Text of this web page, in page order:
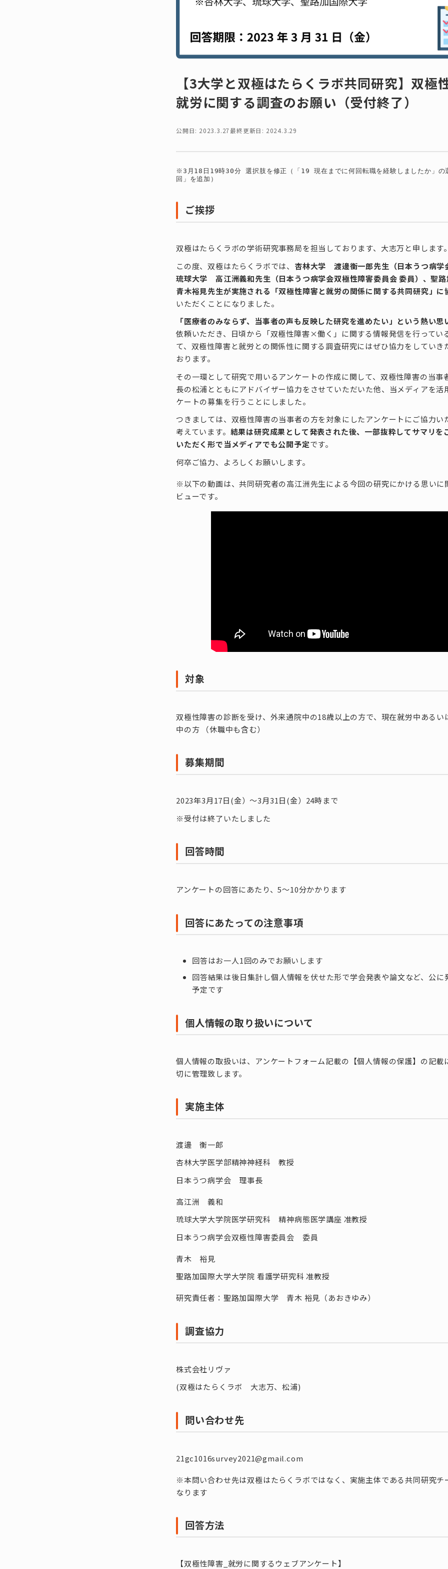
【3大学と双極はたらくラボ共同研究】双極
就労に関する調査のお願い（受付終了）
公開日: 2023.3.27最終更新日: 2024.3.29
※3月18日19時30分 選択肢を修正（「19 現在までに何回転職を経験しましたか」の
回」を追加）
ご挨拶
双極はたらくラボの学術研究事務局を担当しております、大志万と申します。
この度、双極はたらくラボでは、 杏林大学 渡邊衡一郎先生（日本うつ病学
琉球大学 高江洲義和先生（日本うつ病学会双極性障害委員会 委員）、聖
青木裕見先生が実施される「双極性障害と就労の関係に関する共同研究」に
いただくことになりました。
「医療者のみならず、当事者の声も反映した研究を進めたい」という熱い思
依頼いただき、日頃から「双極性障害×働く」に関する情報発信を行ってい
て、双極性障害と就労との関係性に関する調査研究にはぜひ協力をしていき
おります。
その一環として研究で用いるアンケートの作成に関して、双極性障害の当事
長の松浦とともにアドバイザー協力をさせていただいた他、当メディアを活
ケートの募集を行うことにしました。
つきましては、双極性障害の当事者の方を対象にしたアンケートにご協力い
考えています。 結果は研究成果として発表された後、一部抜粋してサマリを
いただく形で当メディアでも公開予定です。
何卒ご協力、よろしくお願いします。
※以下の動画は、共同研究者の高江洲先生による今回の研究にかける思いに
ビューです。
対象
双極性障害の診断を受け、外来通院中の18歳以上の方で、現在就労中あるい
中の方 （休職中も含む）
募集期間
2023年3月17日(金）～3月31日(金）24時まで
※受付は終了いたしました
回答時間
アンケートの回答にあたり、5～10分かかります
回答にあたっての注意事項
回答はお一人1回のみでお願いします
回答結果は後日集計し個人情報を伏せた形で学会発表や論文など、公に
予定です
個人情報の取り扱いについて
個人情報の取扱いは、アンケートフォーム記載の【個人情報の保護】の記載
切に管理致します。
実施主体
渡邊 衡一郎
杏林大学医学部精神神経科 教授
日本うつ病学会 理事長
高江洲 義和
琉球大学大学院医学研究科 精神病態医学講座 准教授
日本うつ病学会双極性障害委員会 委員
青木 裕見
聖路加国際大学大学院 看護学研究科 准教授
研究責任者：聖路加国際大学 青木 裕見（あおきゆみ）
調査協力
株式会社リヴァ
(双極はたらくラボ 大志万、松浦)
問い合わせ先
21gc1016survey2021@gmail.com
※本問い合わせ先は双極はたらくラボではなく、実施主体である共同研究チ
なります
回答方法
【双極性障害_就労に関するウェブアンケート】